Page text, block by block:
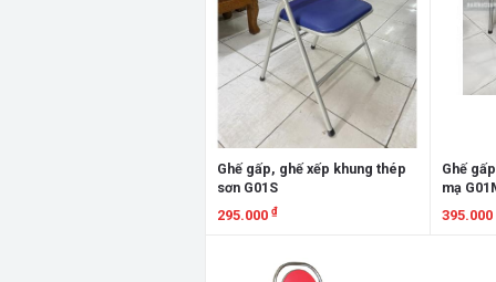
Ghế gấp, ghế xếp khung thép
sơn G01S
295.000 ₫
Ghế
mạ
395.000